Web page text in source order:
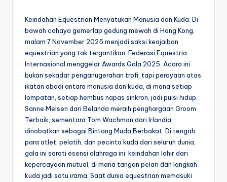
Keindahan Equestrian Menyatukan Manusia dan Kuda. Di
bawah cahaya gemerlap gedung mewah di Hong Kong,
malam 7 November 2025 menjadi saksi keajaiban
equestrian yang tak tergantikan: Federasi Equestria
Internasional menggelar Awards Gala 2025. Acara ini
bukan sekadar penganugerahan trofi, tapi perayaan atas
ikatan abadi antara manusia dan kuda, di mana setiap
lompatan, setiap hembus napas sinkron, jadi puisi hidup.
Sanne Melsen dari Belanda meraih penghargaan Groom
Terbaik, sementara Tom Wachman dari Irlandia
dinobatkan sebagai Bintang Muda Berbakat. Di tengah
para atlet, pelatih, dan pecinta kuda dari seluruh dunia,
gala ini soroti esensi olahraga ini: keindahan lahir dari
kepercayaan mutual, di mana tangan pelari dan langkah
kuda jadi satu irama. Saat dunia equestrian memasuki